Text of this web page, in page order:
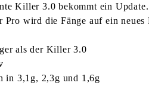
Killer 3.0 bekommt ein
Pro wird die Fänge auf ein neues
als der Killer 3.0
in 3,1g, 2,3g und 1,6g